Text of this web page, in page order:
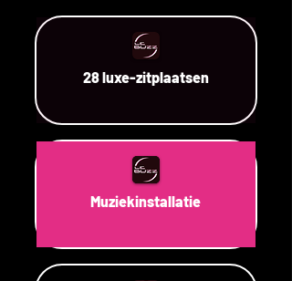
28 luxe-zitplaatsen
Muziekinstallatie